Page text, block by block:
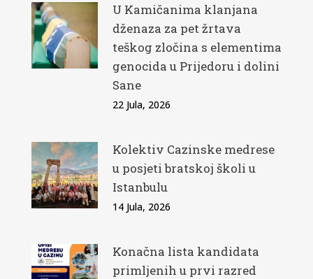
U Kamičanima klanjana
dženaza za pet žrtava
teškog zločina s elementima
genocida u Prijedoru i dolini
Sane
22 Jula, 2026
Kolektiv Cazinske medrese
u posjeti bratskoj školi u
Istanbulu
14 Jula, 2026
Konačna lista kandidata
primljenih u prvi razred